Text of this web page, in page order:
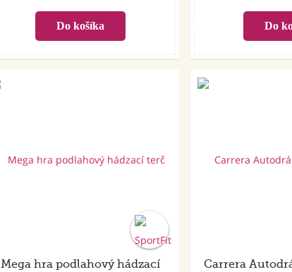
Mega hra podlahový hádzací
Carrera